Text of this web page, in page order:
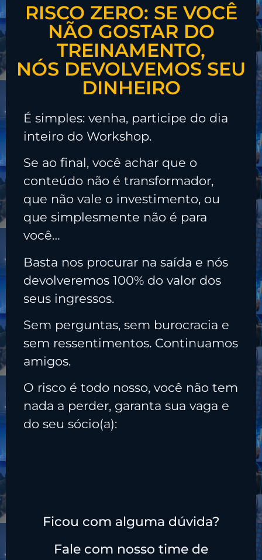
RISCO ZERO: SE VOCÊ
NÃO GOSTAR DO
TREINAMENTO,
NÓS DEVOLVEMOS SEU
DINHEIRO
É simples: venha, participe do dia
inteiro do Workshop.
Se ao final, você achar que o
conteúdo não é transformador,
que não vale o investimento, ou
que simplesmente não é para
você…
Basta nos procurar na saída e nós
devolveremos 100% do valor dos
seus ingressos.
Sem perguntas, sem burocracia e
sem ressentimentos. Continuamos
amigos.
O risco é todo nosso, você não tem
nada a perder, garanta sua vaga e
do seu sócio(a):
Ficou com alguma dúvida?
Fale com nosso time de